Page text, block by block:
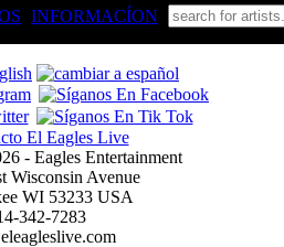
INFORMACÍON
- Eagles Entertainment
Wisconsin Avenue
WI 53233 USA
342-7283